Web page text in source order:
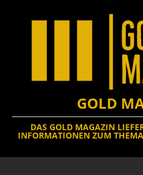
GOLD
DAS GOLD MAGAZIN
INFORMATIONEN ZUM